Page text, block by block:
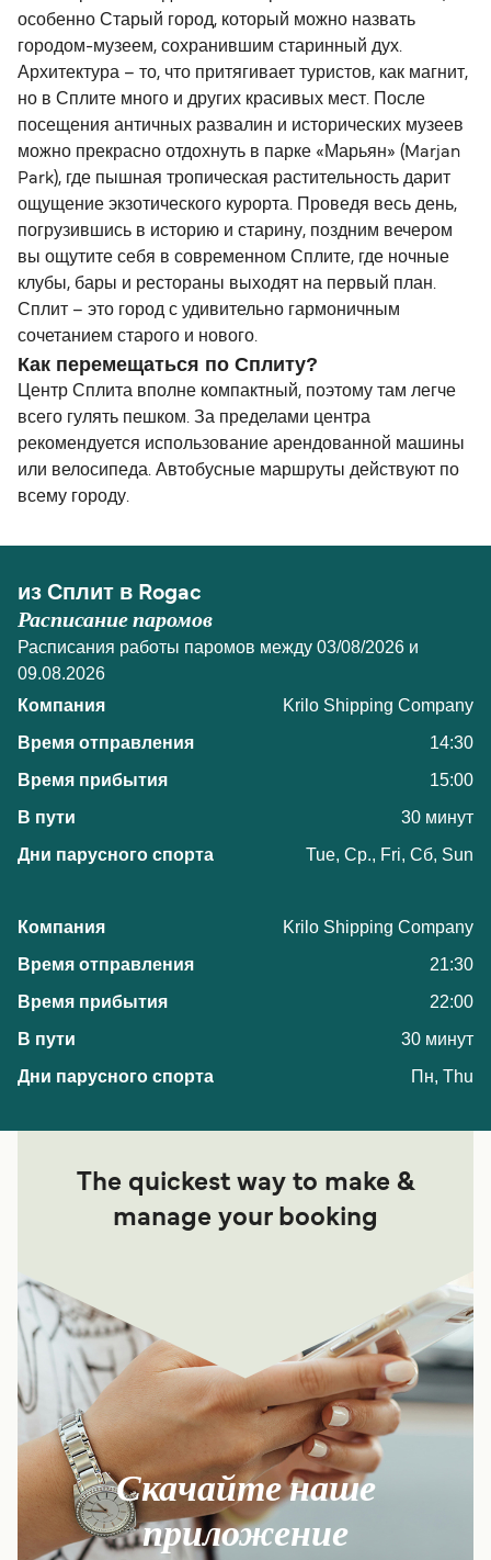
особенно Старый город, который можно назвать
городом-музеем, сохранившим старинный дух.
Архитектура – то, что притягивает туристов, как магнит,
но в Сплите много и других красивых мест. После
посещения античных развалин и исторических музеев
можно прекрасно отдохнуть в парке «Марьян» (Marjan
Park), где пышная тропическая растительность дарит
ощущение экзотического курорта. Проведя весь день,
погрузившись в историю и старину, поздним вечером
вы ощутите себя в современном Сплите, где ночные
клубы, бары и рестораны выходят на первый план.
Сплит – это город с удивительно гармоничным
сочетанием старого и нового.
Как перемещаться по Сплиту?
Центр Сплита вполне компактный, поэтому там легче
всего гулять пешком. За пределами центра
рекомендуется использование арендованной машины
или велосипеда. Автобусные маршруты действуют по
всему городу.
из Сплит в Rogac
Расписание паромов
Расписания работы паромов между 03/08/2026 и
09.08.2026
Krilo Shipping Company
14:30
15:00
30 минут
Tue, Ср., Fri, Сб, Sun
Krilo Shipping Company
21:30
22:00
30 минут
Пн, Thu
The quickest way to make &
manage your booking
Скачайте наше
приложение